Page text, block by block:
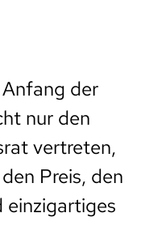
der
nur den
vertreten,
Preis, den
einzigartiges